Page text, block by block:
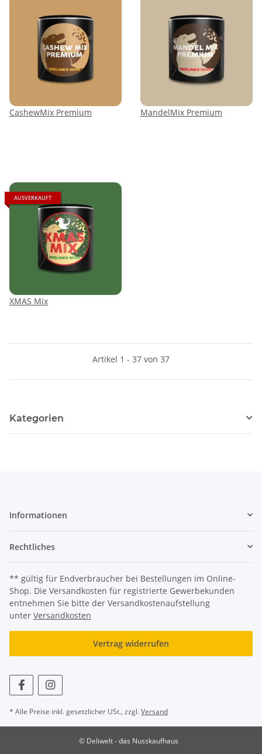
CashewMix Premium MandelMix Premium
AUSVERKAUFT
XMAS Mix
Artikel 1 - 37 von 37
Kategorien
Informationen
Rechtliches
** gültig für Endverbraucher bei Bestellungen im Online-
Shop. Die Versandkosten für registrierte Gewerbekunden
entnehmen Sie bitte der Versandkostenaufstellung
unter Versandkosten
Vertrag widerrufen
* Alle Preise inkl. gesetzlicher USt., zzgl.Versand
© Deliwelt - das Nusskaufhaus